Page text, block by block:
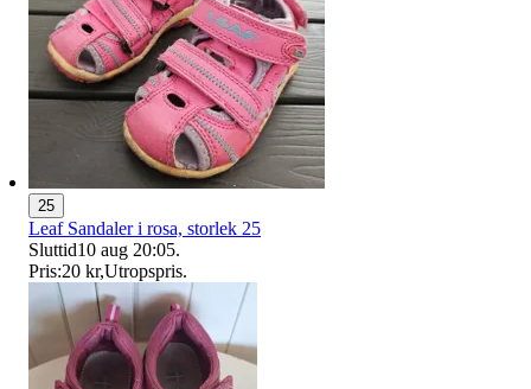
25
Leaf Sandaler i rosa, storlek 25
Sluttid10 aug 20:05.
Pris:20 kr,Utropspris.